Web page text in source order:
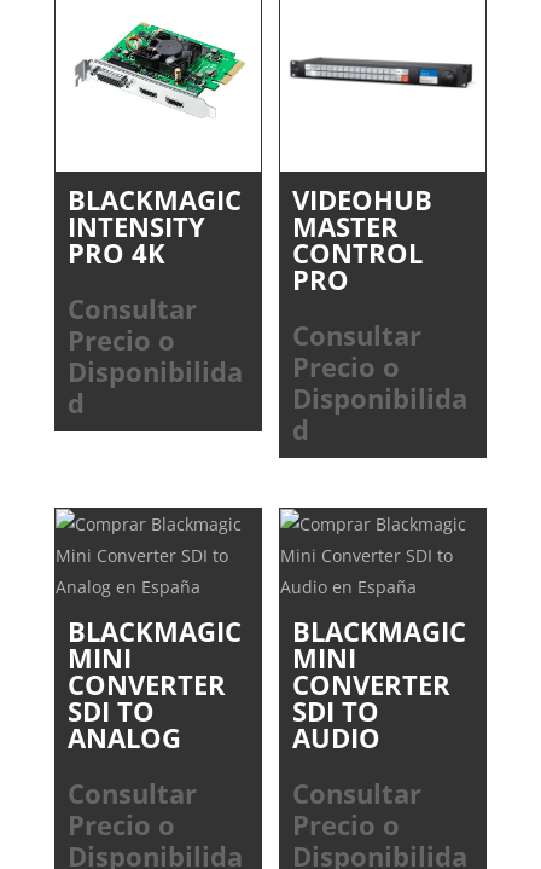
BLACKMAGIC
INTENSITY
PRO 4K
Consultar
Precio o
Disponibilida
d
VIDEOHUB
MASTER
CONTROL
PRO
Consultar
Precio o
Disponibilida
d
BLACKMAGIC
MINI
CONVERTER
SDI TO
ANALOG
Consultar
Precio o
Disponibilida
BLACKMAGIC
MINI
CONVERTER
SDI TO
AUDIO
Consultar
Precio o
Disponibilida